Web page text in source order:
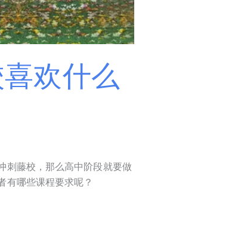
欢什么
刺藤校，那么高中阶段就要做
有哪些课程要求呢？